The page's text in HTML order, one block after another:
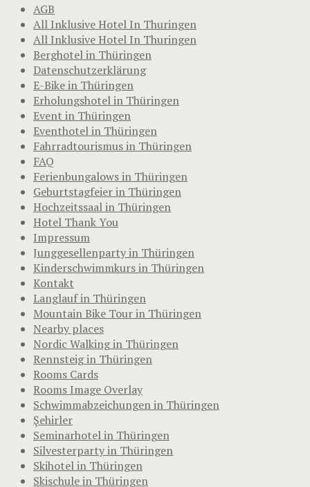
AGB
All Inklusive Hotel In Thuringen
All Inklusive Hotel In Thuringen
Berghotel in Thüringen
Datenschutzerklärung
E-Bike in Thüringen
Erholungshotel in Thüringen
Event in Thüringen
Eventhotel in Thüringen
Fahrradtourismus in Thüringen
FAQ
Ferienbungalows in Thüringen
Geburtstagfeier in Thüringen
Hochzeitssaal in Thüringen
Hotel Thank You
Impressum
Junggesellenparty in Thüringen
Kinderschwimmkurs in Thüringen
Kontakt
Langlauf in Thüringen
Mountain Bike Tour in Thüringen
Nearby places
Nordic Walking in Thüringen
Rennsteig in Thüringen
Rooms Cards
Rooms Image Overlay
Schwimmabzeichungen in Thüringen
Şehirler
Seminarhotel in Thüringen
Silvesterparty in Thüringen
Skihotel in Thüringen
Skischule in Thüringen